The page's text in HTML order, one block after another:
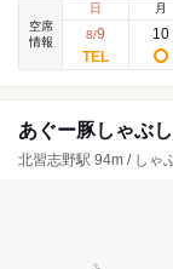
空席
情報
日
8/9
月
10
あぐー豚しゃぶ
北習志野駅 94m / しゃ